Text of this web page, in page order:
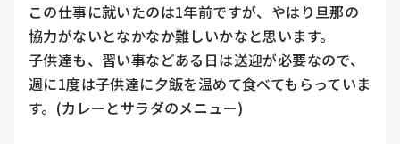
この仕事に就いたのは1年前ですが、やはり旦那の
協力がないとなかなか難しいかなと思います。
子供達も、習い事などある日は送迎が必要なので、
週に1度は子供達に夕飯を温めて食べてもらっていま
す。(カレーとサラダのメニュー)